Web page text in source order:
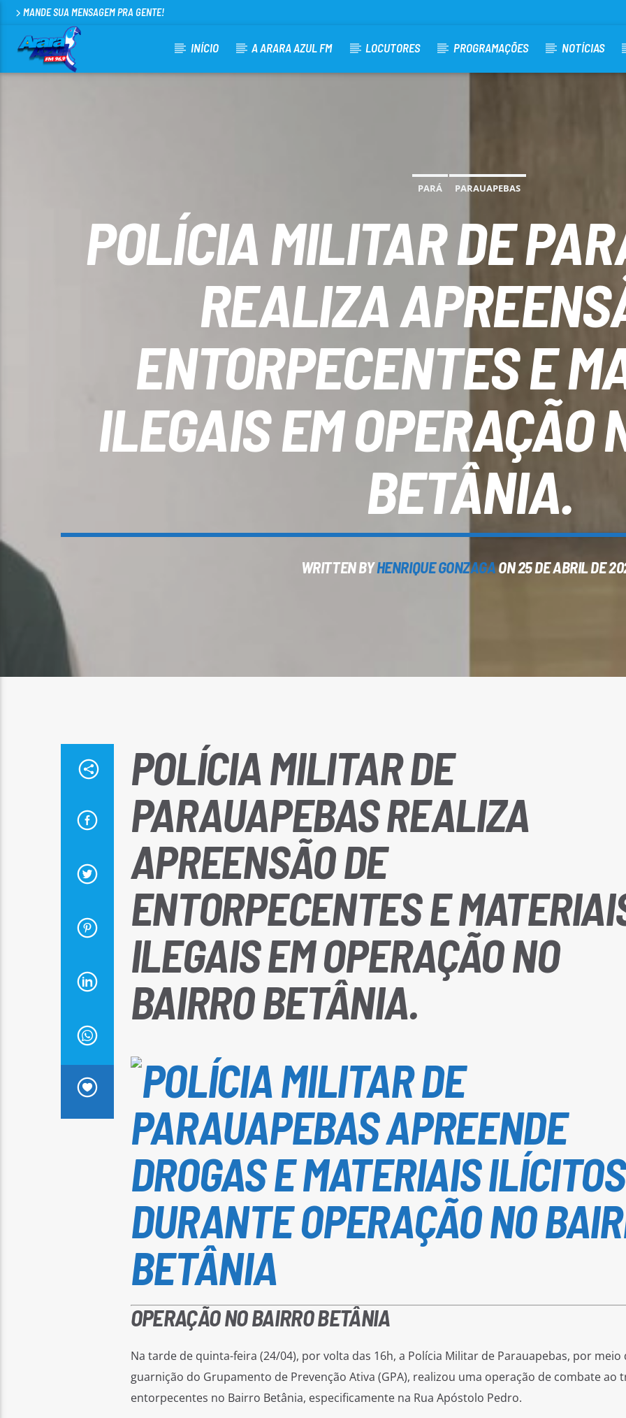
MANDE SUA MENSAGEM PRA GENTE!
INÍCIO A ARARA AZUL FM LOCUTORES PROGRAMAÇÕES NOTÍCIAS
PARÁ PARAUAPEBAS
POLÍCIA MILITAR DE
REALIZA
ENTORPECENTES E
ILEGAIS EM OPERAÇÃO
BETÂNIA.
WRITTEN BYHENRIQUE GONZAGAON 25 DE ABRIL DE
POLÍCIA MILITAR DE
PARAUAPEBAS REALIZA
APREENSÃO DE
ENTORPECENTES E
ILEGAIS EM OPERAÇÃO NO
BAIRRO BETÂNIA.
OPERAÇÃO NO BAIRRO BETÂNIA
Na tarde de quinta-feira (24/04), por volta das 16h, a Polícia Militar de Parauapebas, por meio
guarnição do Grupamento de Prevenção Ativa (GPA), realizou uma operação de combate ao
entorpecentes no Bairro Betânia, especificamente na Rua Apóstolo Pedro.